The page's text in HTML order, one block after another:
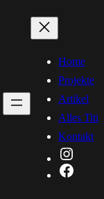
Home
Projekte
Artikel
Alles Titi
Kontakt